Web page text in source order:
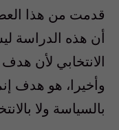
قدمت من هذا العضو
أن هذه الدراسة
الانتخابي لأن
وأخيرا، هو هدف
بالسياسة ولا